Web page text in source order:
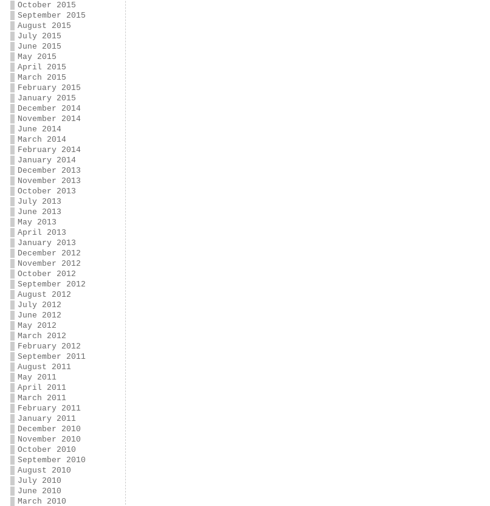
October 2015
September 2015
August 2015
July 2015
June 2015
May 2015
April 2015
March 2015
February 2015
January 2015
December 2014
November 2014
June 2014
March 2014
February 2014
January 2014
December 2013
November 2013
October 2013
July 2013
June 2013
May 2013
April 2013
January 2013
December 2012
November 2012
October 2012
September 2012
August 2012
July 2012
June 2012
May 2012
March 2012
February 2012
September 2011
August 2011
May 2011
April 2011
March 2011
February 2011
January 2011
December 2010
November 2010
October 2010
September 2010
August 2010
July 2010
June 2010
March 2010